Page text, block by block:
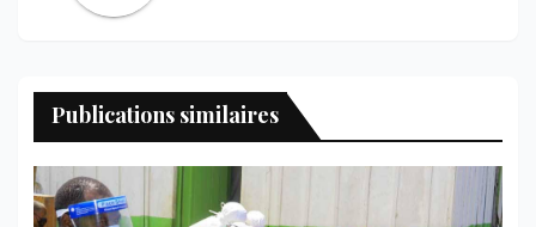
Publications similaires